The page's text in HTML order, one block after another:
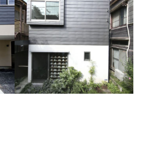
千歳船橋の家
南の島が大好きという建主様
の希望を叶えた家。